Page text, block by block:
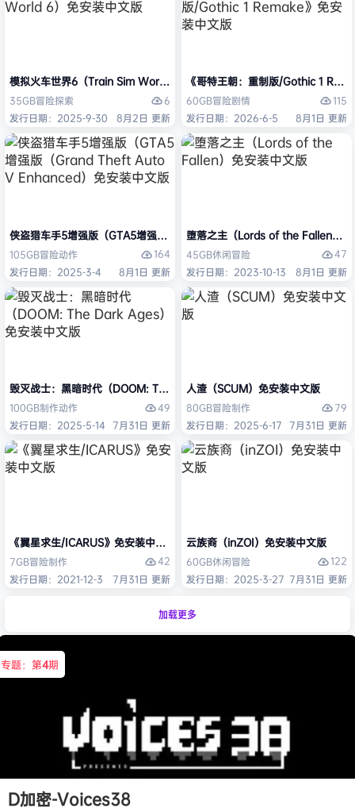
模拟火车世界6（Train Sim World 6）免安装中文版
35GB冒险探索
6
发行日期：2025-9-30
8月2日 更新
《哥特王朝：重制版/Gothic 1
60GB冒险剧情
115
发行日期：2026-6-5
8月1日 更新
侠盗猎车手5增强版（GTA5增强版（Grand Theft Auto V Enhanced）免
105GB冒险动作
164
发行日期：2025-3-4
8月1日 更新
堕落之主（Lords of the Fallen）免
45GB休闲冒险
47
发行日期：2023-10-13
8月1日 更新
毁灭战士：黑暗时代（DOOM: The Dark Ages）免安装中文版
100GB制作动作
49
发行日期：2025-5-14 7月31日 更新
人渣（SCUM）免安装中文版
80GB冒险制作
79
发行日期：2025-6-17 7月31日 更新
《翼星求生/ICARUS》免安装中文版
7GB冒险制作
42
发行日期：2021-12-3
7月31日 更新
云族裔（inZOI）免安装中文版
60GB休闲冒险
122
发行日期：2025-3-27 7月31日 更新
加载更多
专题：第4期
D加密-Voices38